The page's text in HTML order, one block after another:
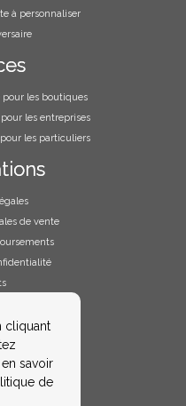
cliquant
savoir
de
à personnaliser
les boutiques
les entreprises
les particuliers
de vente